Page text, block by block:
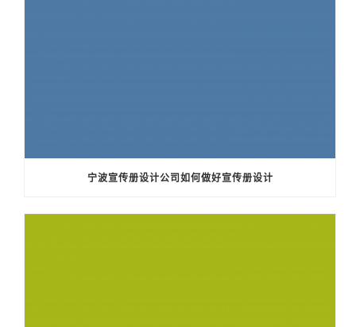
宁波宣传册设计公司如何做好宣传册设计